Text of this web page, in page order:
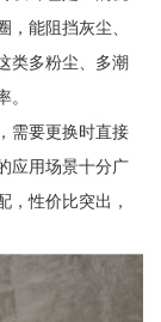
能阻挡灰尘、
类多粉尘、多潮
需要更换时直接
应用场景十分广
，性价比突出，